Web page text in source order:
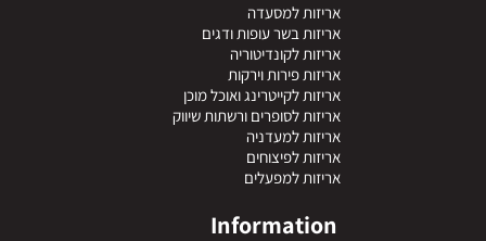
אריזות למסעדה
אריזות בשר עופות ודגים
אריזות לקונדיטוריה
אריזות פירות וירקות
אריזות לקייטרינג ואוכל מוכן
אריזות לסופרים ורשתות שיווק
אריזות למעדניה
אריזות לפיצוחים
אריזות למפעלים
Information